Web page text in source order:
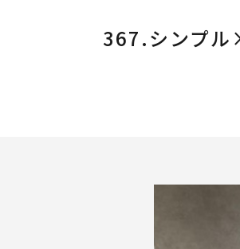
367.シンプル